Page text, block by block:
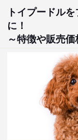
トイプードル
に！
～特徴や販売